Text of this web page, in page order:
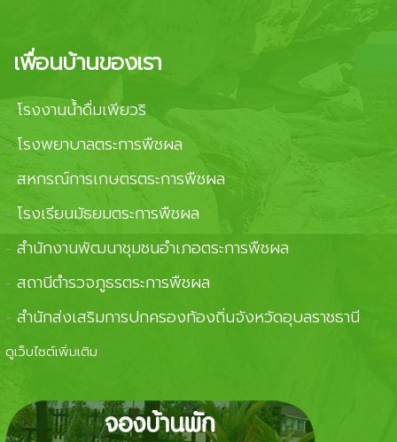
เพื่อนบ้านของเรา
-โรงงานน้ำดื่มเพียวริ
- โรงพยาบาลตระการพืชผล
- สหกรณ์การเกษตรตระการพืชผล
- โรงเรียนมัธยมตระการพืชผล
- สำนักงานพัฒนาชุมชนอำเภอตระการพืชผล
- สถานีตำรวจภูธรตระการพืชผล
- สำนักส่งเสริมการปกครองท้องถิ่นจังหวัดอุบลราชธานี
ดูเว็บไซต์เพิ่มเติม